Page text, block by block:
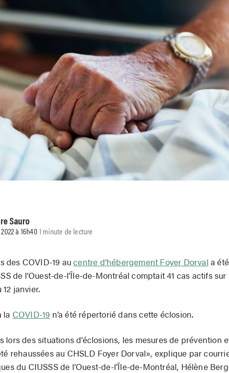
Sauro
à 16h401 minute de lecture
des COVID-19 aucentre d’hébergement Foyer Dorval a
de l’Ouest-de-l’Île-de-Montréal comptait 41 cas actifs sur
janvier.
la COVID-19 n’a été répertorié dans cette éclosion.
lors des situations d’éclosions, les mesures de prévention
rehaussées au CHSLD Foyer Dorval», explique par
du CIUSSS de l’Ouest-de-l’Île-de-Montréal, Hélène